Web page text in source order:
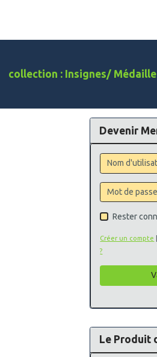
collection : Insignes/
Devenir
Rester
Créer un compte
?
Le Produit